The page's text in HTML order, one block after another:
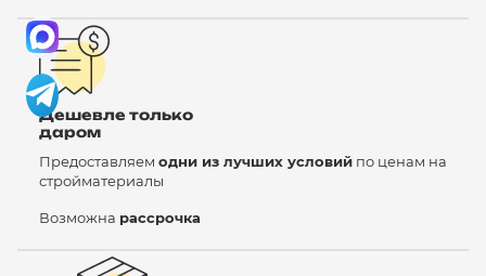
Дешевле только
даром
Предоставляем одни из лучших условий по ценам на
стройматериалы
Возможна рассрочка